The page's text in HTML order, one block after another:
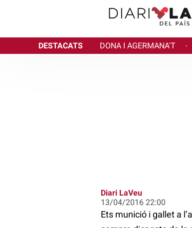
DESTACATS DONA I AGERMANA'T ·
Diari LaVeu
13/04/2016 22:00
Ets munició i gallet a